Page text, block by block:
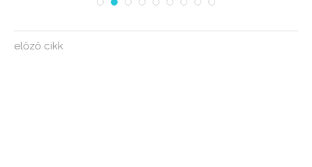
előző cikk